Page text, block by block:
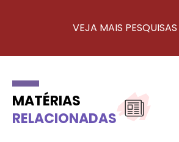
VEJA MAIS PESQUISAS
MATÉRIAS
RELACIONADAS